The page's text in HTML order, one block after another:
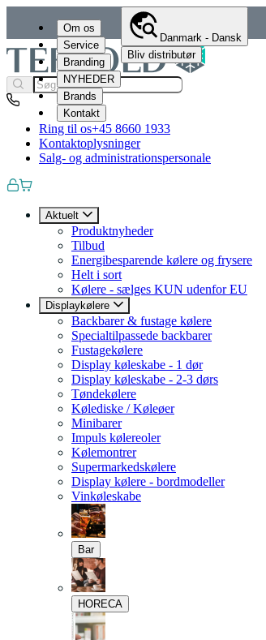
Om os
Service
Branding
NYHEDER
Brands
Kontakt
Danmark - Dansk
Bliv distributør
Ring til os+45 8660 1933
Kontaktoplysninger
Salg- og administrationspersonale
Aktuelt
Produktnyheder
Tilbud
Energibesparende kølere og frysere
Helt i sort
Kølere - sælges KUN udenfor EU
Displaykølere
Backbarer & fustage kølere
Specialtilpassede backbarer
Fustagekølere
Display køleskabe - 1 dør
Display køleskabe - 2-3 dørs
Tøndekølere
Kølediske / Køleøer
Minibarer
Impuls kølereoler
Kølemontrer
Supermarkedskølere
Display kølere - bordmodeller
Vinkøleskabe
Bar
HORECA